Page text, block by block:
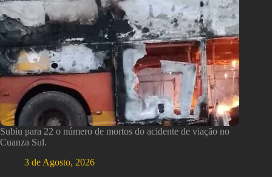
Subiu para 22 o número de mortos do acidente de viação no
Cuanza Sul.
3 de Agosto, 2026